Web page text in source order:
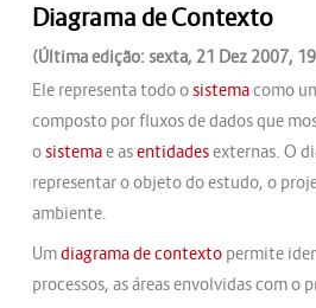
Diagrama de Contexto
(Última edição: sexta, 21 Dez 2007,
Ele representa todo osistemacomo
composto por fluxos de dados que
osistemae asentidadesexternas. O
representar o objeto do estudo, o
ambiente.
Umdiagrama de contextopermite
processos, as áreas envolvidas com o